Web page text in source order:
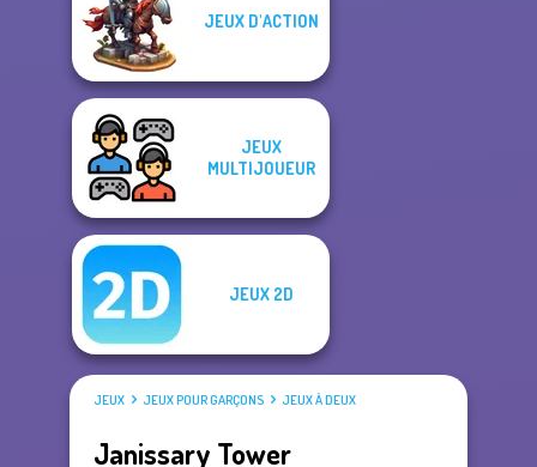
JEUX D'ACTION
JEUX
MULTIJOUEUR
JEUX 2D
JEUX JEUX POUR GARÇONS JEUX À DEUX
Janissary Tower